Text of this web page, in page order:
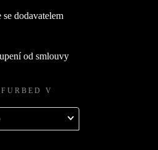
se dodavatelem
od smlouvy
V